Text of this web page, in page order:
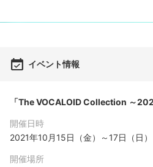
イベント情報
「The VOCALOID Collection ～
開催日時
2021年10月15日（金）～17日（日
開催場所